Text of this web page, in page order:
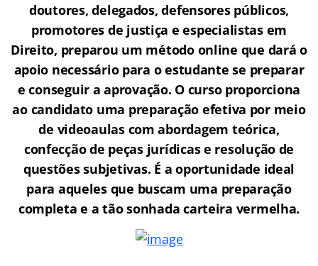
doutores, delegados, defensores públicos,
promotores de justiça e especialistas em
Direito, preparou um método online que dará o
apoio necessário para o estudante se preparar
e conseguir a aprovação. O curso proporciona
ao candidato uma preparação efetiva por meio
de videoaulas com abordagem teórica,
confecção de peças jurídicas e resolução de
questões subjetivas. É a oportunidade ideal
para aqueles que buscam uma preparação
completa e a tão sonhada carteira vermelha.